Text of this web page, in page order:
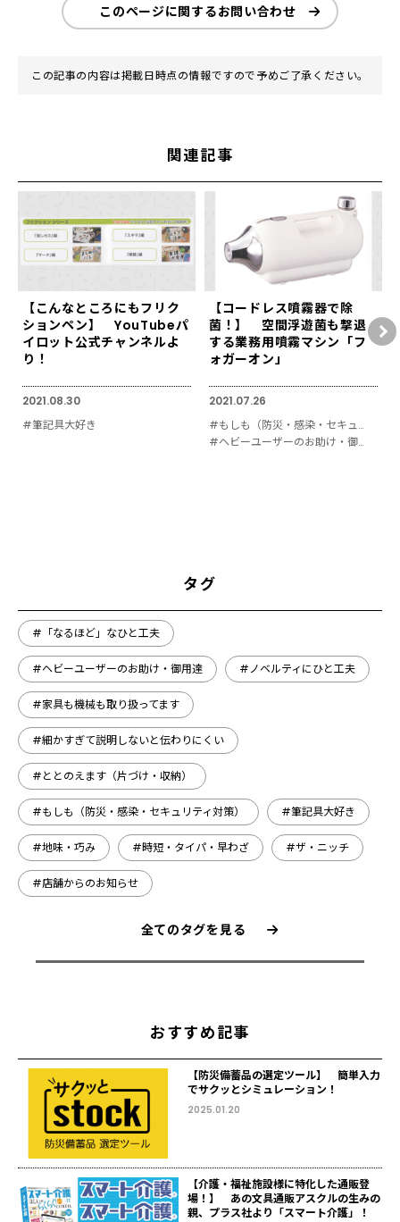
このページに関するお問い合わせ
この記事の内容は掲載日時点の情報ですので予めご了承ください。
関連記事
【こんなところにもフリク
ションペン】 YouTubeパ
イロット公式チャンネルよ
り！
2021.08.30
#筆記具大好き
【コードレス噴霧器で除
菌！】 空間浮遊菌も撃退
する業務用噴霧マシン「フ
ォガーオン」
2021.07.26
#もしも（防災・感染・セキュリティ対策）
#ヘビーユーザーのお助け・御用達
タグ
#「なるほど」なひと工夫
#ヘビーユーザーのお助け・御用達 #ノベルティにひと工夫
#家具も機械も取り扱ってます
#細かすぎて説明しないと伝わりにくい
#ととのえます（片づけ・収納）
#もしも（防災・感染・セキュリティ対策） #筆記具大好き
#地味・巧み #時短・タイパ・早わざ #ザ・ニッチ
#店舗からのお知らせ
全てのタグを見る
おすすめ記事
【防災備蓄品の選定ツール】 簡単入力
でサクッとシミュレーション！
2025.01.20
【介護・福祉施設様に特化した通販登
場！】 あの文具通販アスクルの生みの
親、プラス社より「スマート介護」！